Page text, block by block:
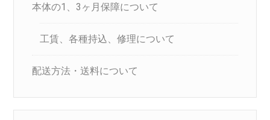
本体の1、3ヶ月保障について
工賃、各種持込、修理について
配送方法・送料について